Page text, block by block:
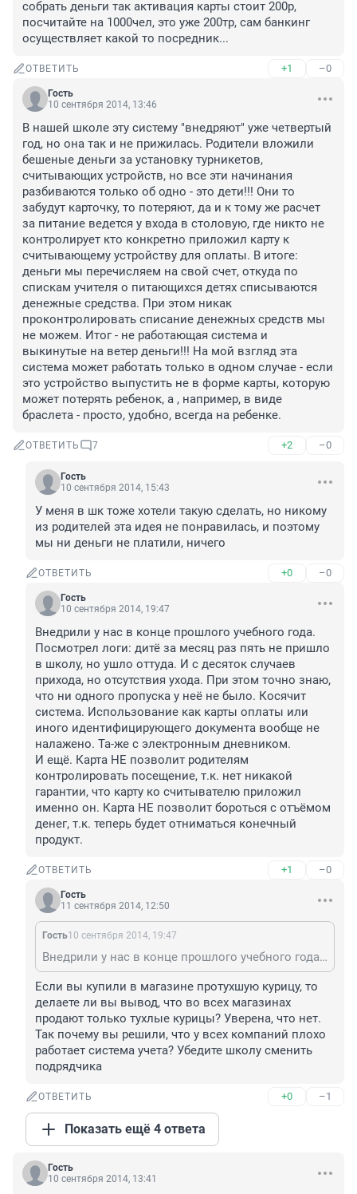
собрать деньги так активация карты стоит 200р,
посчитайте на 1000чел, это уже 200тр, сам банкинг
осуществляет какой то посредник...
ОТВЕТИТЬ +1 –0
Гость
10 сентября 2014, 13:46
В нашей школе эту систему "внедряют" уже четвертый
год, но она так и не прижилась. Родители вложили
бешеные деньги за установку турникетов,
считывающих устройств, но все эти начинания
разбиваются только об одно - это дети!!! Они то
забудут карточку, то потеряют, да и к тому же расчет
за питание ведется у входа в столовую, где никто не
контролирует кто конкретно приложил карту к
считывающему устройству для оплаты. В итоге:
деньги мы перечисляем на свой счет, откуда по
спискам учителя о питающихся детях списываются
денежные средства. При этом никак
проконтролировать списание денежных средств мы
не можем. Итог - не работающая система и
выкинутые на ветер деньги!!! На мой взгляд эта
система может работать только в одном случае - если
это устройство выпустить не в форме карты, которую
может потерять ребенок, а , например, в виде
браслета - просто, удобно, всегда на ребенке.
ОТВЕТИТЬ 7 +2 –0
Гость
10 сентября 2014, 15:43
У меня в шк тоже хотели такую сделать, но никому
из родителей эта идея не понравилась, и поэтому
мы ни деньги не платили, ничего
ОТВЕТИТЬ +0 –0
Гость
10 сентября 2014, 19:47
Внедрили у нас в конце прошлого учебного года.
Посмотрел логи: дитё за месяц раз пять не пришло
в школу, но ушло оттуда. И с десяток случаев
прихода, но отсутствия ухода. При этом точно знаю,
что ни одного пропуска у неё не было. Косячит
система. Использование как карты оплаты или
иного идентифицирующего документа вообще не
налажено. Та-же с электронным дневником.
И ещё. Карта НЕ позволит родителям
контролировать посещение, т.к. нет никакой
гарантии, что карту ко считывателю приложил
именно он. Карта НЕ позволит бороться с отъёмом
денег, т.к. теперь будет отниматься конечный
продукт.
ОТВЕТИТЬ +1 –0
Гость
11 сентября 2014, 12:50
Гость10 сентября 2014, 19:47
Внедрили у нас в конце прошлого учебного года. Посмотрел логи: дитё за месяц раз пять не пришло в школу, но ушло оттуда. И с десяток случаев прихода, но отсутствия ухода. При этом точно знаю, что ни одного пропуска у неё не было. Косячит система. Использование как карты оплаты или иного идентифицирующего документа вообще не налажено. Та-же с электронным дневником. И ещё. Карта НЕ позволит родителям контролировать посещение, т.к. нет никакой гарантии, что карту ко считывателю приложил именно он. Карта НЕ позволит бороться с отъёмом денег, т.к. теперь будет отниматься конечный продукт.
Если вы купили в магазине протухшую курицу, то
делаете ли вы вывод, что во всех магазинах
продают только тухлые курицы? Уверена, что нет.
Так почему вы решили, что у всех компаний плохо
работает система учета? Убедите школу сменить
подрядчика
ОТВЕТИТЬ +0 –1
Показать ещё 4 ответа
Гость
10 сентября 2014, 13:41